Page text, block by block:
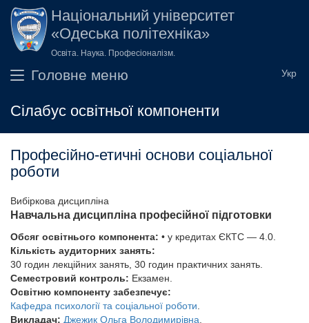
Перейти до основного вмісту
Національний університет
«Одеська політехніка»
Освіта. Наука. Професіоналізм.
Головне меню
Сілабус освітньої компоненти
Професійно-етичні основи соціальної
роботи
Вибіркова дисципліна
Навчальна дисципліна професійної підготовки
Обсяг освітнього компонента: • у кредитах ЄКТС — 4.0.
Кількість аудиторних занять:
30 годин лекційних занять, 30 годин практичних занять.
Семестровий контроль: Екзамен.
Освітню компоненту забезпечує:
Кафедра психології та соціальної роботи
Викладач: Джежик Ольга Володимирівна